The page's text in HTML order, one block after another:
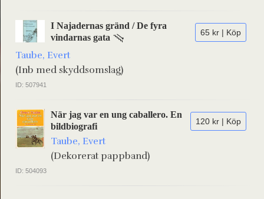
65 kr | Köp
I Najadernas gränd / De fyra
vindarnas gata
Taube, Evert
(Inb med skyddsomslag)
ID: 507941
120 kr | Köp
När jag var en ung caballero. En
bildbiografi
Taube, Evert
(Dekorerat pappband)
ID: 504093